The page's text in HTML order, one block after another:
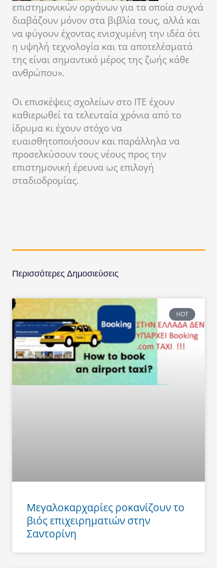
επιστημονικών οργάνων για τα οποία συχνά
διαβάζουν μόνον στα βιβλία τους, αλλά και
να φύγουν έχοντας ενισχυμένη την ιδέα ότι
η υψηλή τεχνολογία και τα αποτελέσματά
της είναι σημαντικό μέρος της ζωής κάθε
ανθρώπου».
Οι επισκέψεις σχολείων στο ΙΤΕ έχουν
καθιερωθεί τα τελευταία χρόνια από το
ίδρυμα κι έχουν στόχο να
ευαισθητοποιήσουν και παράλληλα να
προσελκύσουν τους νέους προς την
επιστημονική έρευνα ως επιλογή
σταδιοδρομίας.
Περισσότερες Δημοσιεύσεις
HOT
Μεγαλοκαρχαρίες ροκανίζουν το
βιός επιχειρηματιών στην
Σαντορίνη